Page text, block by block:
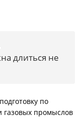
длиться не
по
промыслов